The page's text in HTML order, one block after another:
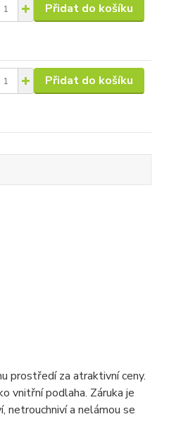
Přidat do košíku
Přidat do košíku
prostředí za atraktivní ceny.
vnitřní podlaha. Záruka je
a nelámou se